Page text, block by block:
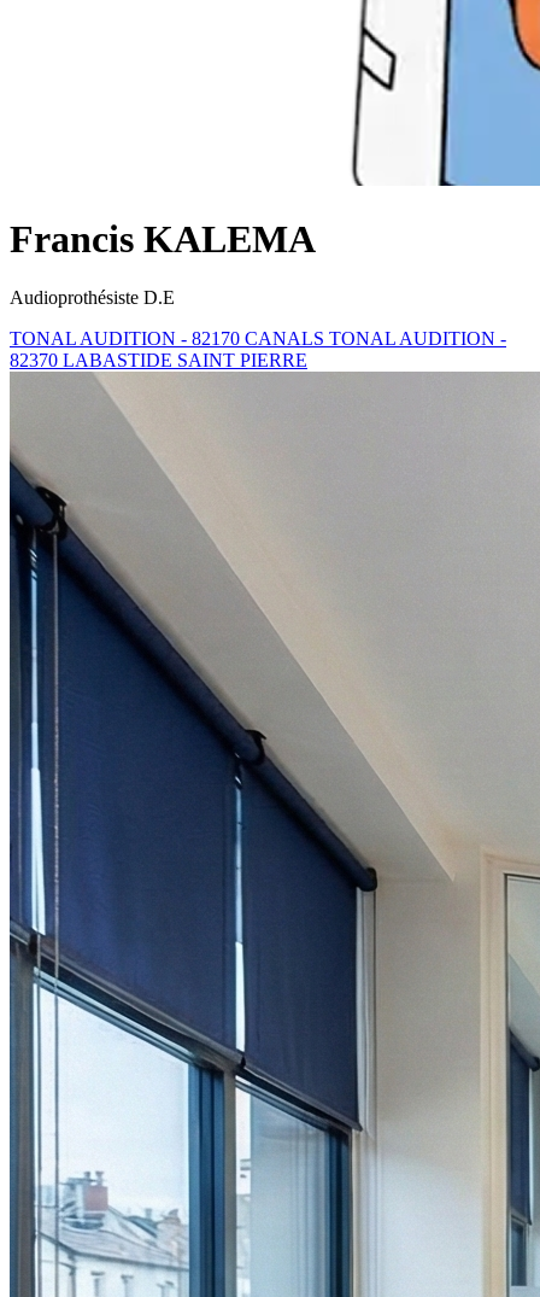
Francis KALEMA
Audioprothésiste D.E
TONAL AUDITION - 82170 CANALS TONAL AUDITION -
82370 LABASTIDE SAINT PIERRE